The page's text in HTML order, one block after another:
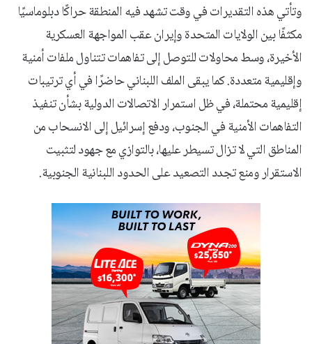
وتأتي هذه التقديرات في وقت تشهد فيه المنطقة حراكًا دبلوماسيًا
مكثفًا بين الولايات المتحدة وإيران عقب المواجهة العسكرية
الأخيرة، وسط محاولات للتوصل إلى تفاهمات تتناول ملفات أمنية
وإقليمية متعددة. كما يبقى الملف اللبناني حاضرًا في أي ترتيبات
إقليمية محتملة، في ظل استمرار الاتصالات الدولية بشأن تنفيذ
التفاهمات الأمنية في الجنوب، ودفع إسرائيل إلى الانسحاب من
المناطق التي لا تزال تسيطر عليها، بالتوازي مع جهود لتثبيت
الاستقرار ومنع تجدد التصعيد على الحدود اللبنانية الجنوبية.